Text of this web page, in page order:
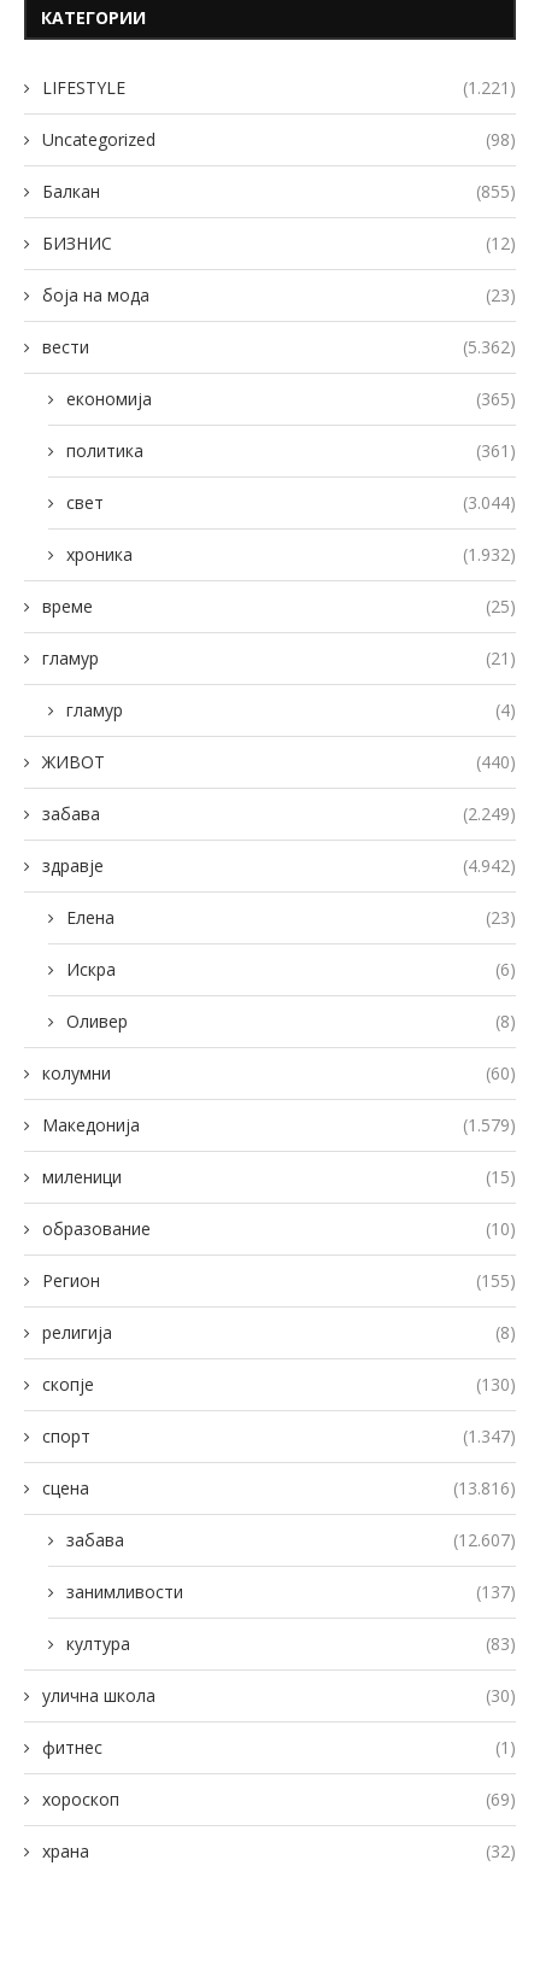
КАТЕГОРИИ
LIFESTYLE (1.221)
Uncategorized (98)
Балкан (855)
БИЗНИС (12)
боја на мода (23)
вести (5.362)
економија (365)
политика (361)
свет (3.044)
хроника (1.932)
време (25)
гламур (21)
гламур (4)
ЖИВОТ (440)
забава (2.249)
здравје (4.942)
Елена (23)
Искра (6)
Оливер (8)
колумни (60)
Македонија (1.579)
миленици (15)
образование (10)
Регион (155)
религија (8)
скопје (130)
спорт (1.347)
сцена (13.816)
забава (12.607)
занимливости (137)
култура (83)
улична школа (30)
фитнес (1)
хороскоп (69)
храна (32)